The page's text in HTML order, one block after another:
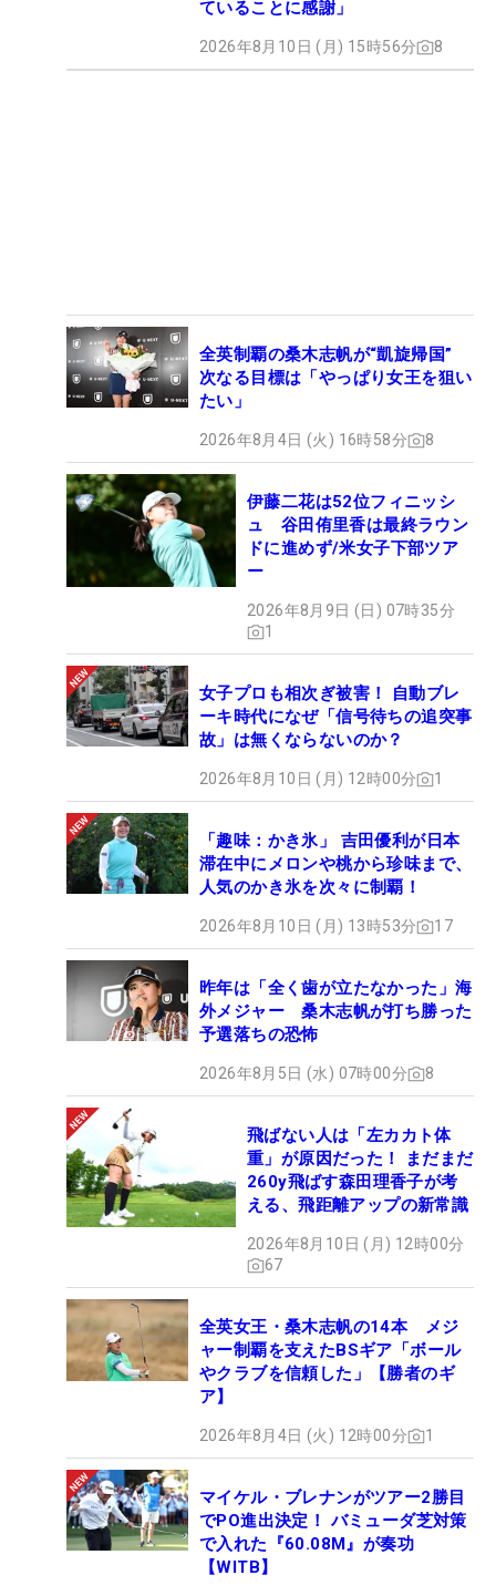
ていることに感謝」
2026年8月10日 (月) 15時56分 8
全英制覇の桑木志帆が“凱旋帰国”
次なる目標は「やっぱり女王を狙い
たい」
2026年8月4日 (火) 16時58分 8
伊藤二花は52位フィニッシ
ュ 谷田侑里香は最終ラウン
ドに進めず/米女子下部ツア
ー
2026年8月9日 (日) 07時35分
1
女子プロも相次ぎ被害！ 自動ブレ
ーキ時代になぜ「信号待ちの追突事
故」は無くならないのか？
2026年8月10日 (月) 12時00分 1
「趣味：かき氷」 吉田優利が日本
滞在中にメロンや桃から珍味まで、
人気のかき氷を次々に制覇！
2026年8月10日 (月) 13時53分 17
昨年は「全く歯が立たなかった」海
外メジャー 桑木志帆が打ち勝った
予選落ちの恐怖
2026年8月5日 (水) 07時00分 8
飛ばない人は「左カカト体
重」が原因だった！ まだまだ
260y飛ばす森田理香子が考
える、飛距離アップの新常識
2026年8月10日 (月) 12時00分
67
全英女王・桑木志帆の14本 メジ
ャー制覇を支えたBSギア「ボール
やクラブを信頼した」【勝者のギ
ア】
2026年8月4日 (火) 12時00分 1
マイケル・ブレナンがツアー2勝目
でPO進出決定！ バミューダ芝対策
で入れた『60.08M』が奏功
【WITB】